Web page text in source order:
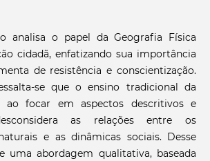
analisa o papel da Geografia Física
cidadã, enfatizando sua importância
de resistência e conscientização.
se que o ensino tradicional da
ao focar em aspectos descritivos e
as relações entre os
e as dinâmicas sociais. Desse
uma abordagem qualitativa, baseada